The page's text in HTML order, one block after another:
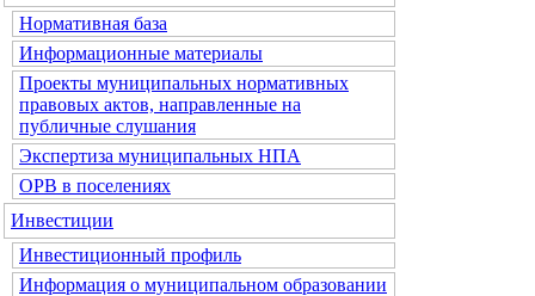
Нормативная база
Информационные материалы
Проекты муниципальных нормативных
правовых актов, направленные на
публичные слушания
Экспертиза муниципальных НПА
ОРВ в поселениях
Инвестиции
Инвестиционный профиль
Информация о муниципальном образовании